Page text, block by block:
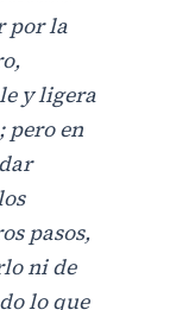
por la
y ligera
pero en
pasos,
ni de
lo que